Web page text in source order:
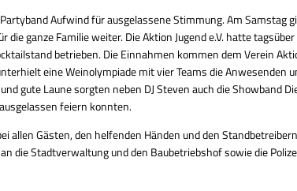
Aufwind für ausgelassene Stimmung. Am Samstag
die ganze Familie weiter. Die Aktion Jugend e.V. hatte
betrieben. Die Einnahmen kommen dem Verein
eine Weinolympiade mit vier Teams die Anwesenden
gute Laune sorgten neben DJ Steven auch die Showband
feiern konnten.
allen Gästen, den helfenden Händen und den
die Stadtverwaltung und den Baubetriebshof sowie die